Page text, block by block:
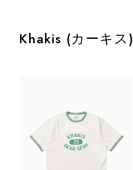
Khakis (カーキス)